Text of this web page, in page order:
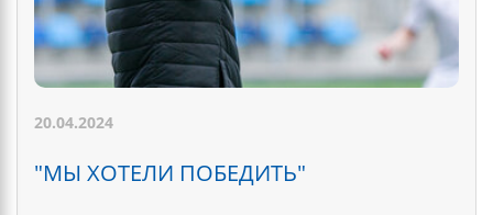
20.04.2024
"МЫ ХОТЕЛИ ПОБЕДИТЬ"